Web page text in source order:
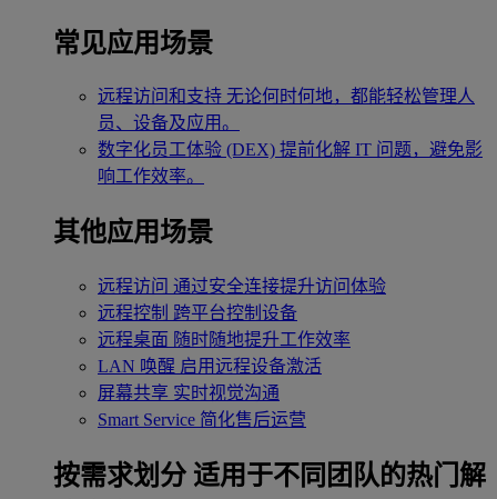
常见应用场景
远程访问和支持 无论何时何地，都能轻松管理人
员、设备及应用。
数字化员工体验 (DEX) 提前化解 IT 问题，避免影
响工作效率。
其他应用场景
远程访问 通过安全连接提升访问体验
远程控制 跨平台控制设备
远程桌面 随时随地提升工作效率
LAN 唤醒 启用远程设备激活
屏幕共享 实时视觉沟通
Smart Service 简化售后运营
按需求划分 适用于不同团队的热门解